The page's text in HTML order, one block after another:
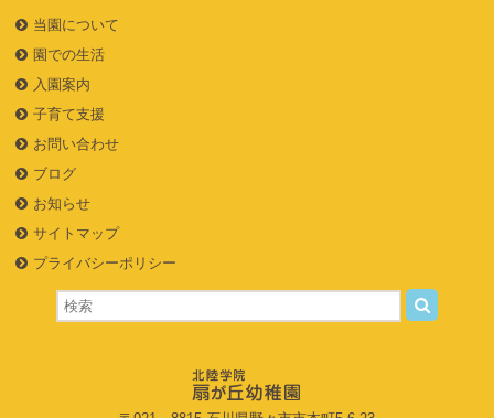
当園について
園での生活
入園案内
子育て支援
お問い合わせ
ブログ
お知らせ
サイトマップ
プライバシーポリシー